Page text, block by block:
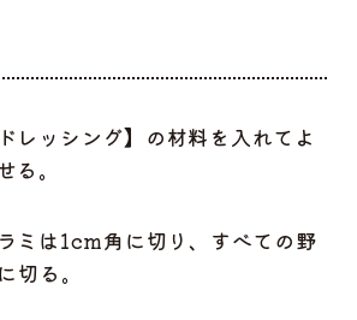
レッシング】の材料を入れてよ
る。
ミは1cm角に切り、すべての野
切る。